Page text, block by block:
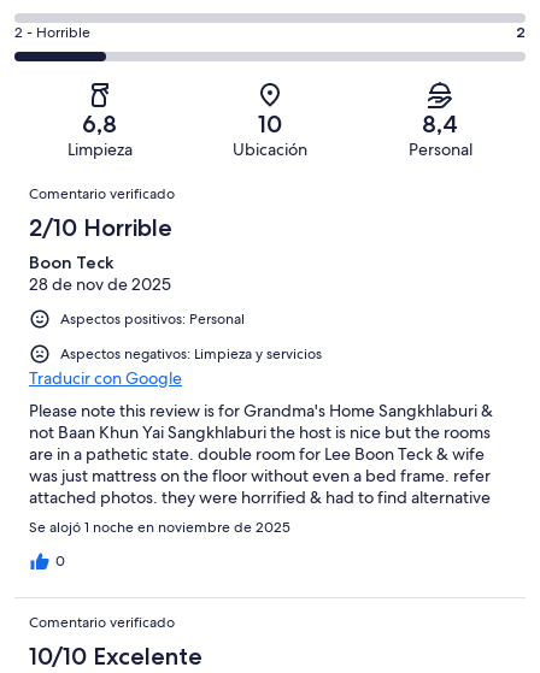
de
11
con
puntuación
total
de
puntuación
de
un
total
puntuación
Normal
comentarios
de
una
puntuación
Mediocre
2
comentarios
una
puntuación
de
Horrible
2 - Horrible 2
6,8
Limpieza
10
Ubicación
8,4
Personal
Comentarios
Comentario verificado
2/10 Horrible
Boon Teck
28 de nov de 2025
Aspectos positivos: Personal
Aspectos negativos: Limpieza y servicios
Traducir con Google
Please note this review is for Grandma's Home Sangkhlaburi &
not Baan Khun Yai Sangkhlaburi the host is nice but the rooms
are in a pathetic state. double room for Lee Boon Teck & wife
was just mattress on the floor without even a bed frame. refer
attached photos. they were horrified & had to find alternative
lodging at Proud Supreme Resort. myself, Gan CHOI GEOK
stayed back in the single room even though the room condition
was quite dismal too. hopefully, you can refund Lee Boon Teck's
Se alojó 1 noche en noviembre de 2025
0
Comentario verificado
10/10 Excelente